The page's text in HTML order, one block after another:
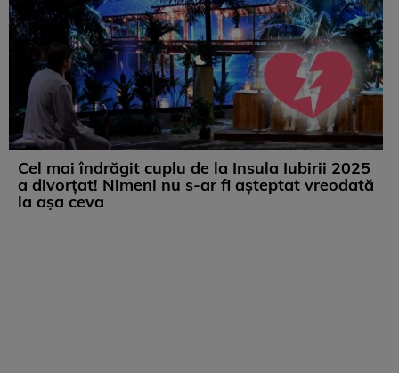
Cel mai îndrăgit cuplu de la Insula Iubirii 2025
a divorțat! Nimeni nu s-ar fi așteptat vreodată
la așa ceva